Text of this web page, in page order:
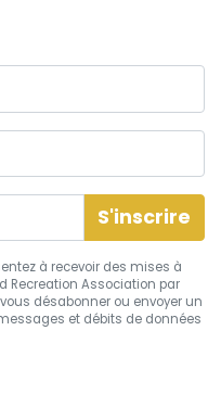
à recevoir des mises à
Recreation Association par
désabonner ou envoyer un
et débits de données